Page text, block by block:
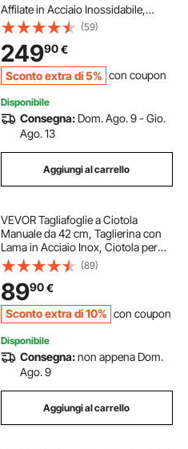
Affilate in Acciaio Inossidabile,
Velocità Regolabile, Macchina da
Taglio Idroponica con Sacco di
Raccolta, Potatore Manuale e
Forbici
(59)
24990€
Sconto extra di 5% con coupon
Disponibile
Consegna: Dom. Ago. 9 - Gio.
Ago. 13
Aggiungi al carrello
VEVOR Tagliafoglie a Ciotola
Manuale da 42 cm, Taglierina con
Lama in Acciaio Inox, Ciotola per
Taglio Idroponico a Umido e a
Secco, Tagliatrice Rotante
Attorcigliata, per Boccioli di Fiori,
Foglie
(89)
8990€
Sconto extra di 10% con coupon
Disponibile
Consegna:non appena Dom.
Ago. 9
Aggiungi al carrello